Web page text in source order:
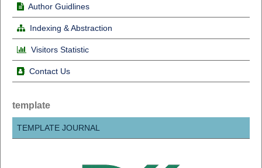
Author Guidlines
Indexing & Abstraction
Visitors Statistic
Contact Us
template
TEMPLATE JOURNAL